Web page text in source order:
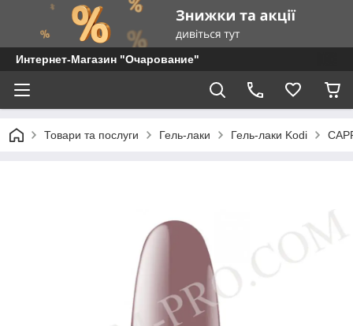
Интернет-Магазин "Очарование"
Товари та послуги Гель-лаки Гель-лаки Kodi